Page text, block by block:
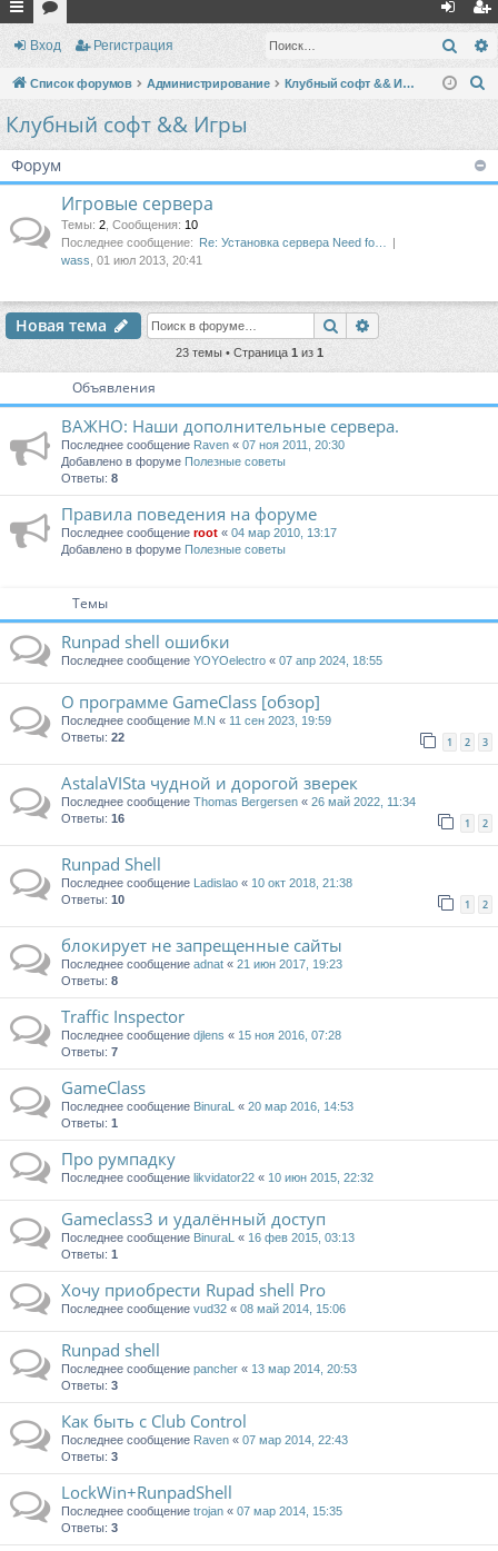
с
ы
ор хо
д
ег
ис
ия
Вход Регистрация
Список форумов Администрирование Клубный софт && Игры
к
Клубный софт && Игры
Форум
Игровые сервера
Темы: 2 Сообщения: 10
Последнее сообщение: Re: Установка сервера Need fo…
wass , 01 июл 2013, 20:41
Новая тема Поиск
23 темы • Страница 1из 1
Объявления
ВАЖНО: Наши дополнительные сервера.
Последнее сообщение Raven « 07 ноя 2011, 20:30
Добавлено в форуме Полезные советы
Ответы: 8
Правила поведения на форуме
Последнее сообщение root « 04 мар 2010, 13:17
Добавлено в форуме Полезные советы
Темы
Runpad shell ошибки
Последнее сообщение YOYOelectro « 07 апр 2024, 18:55
О программе GameClass [обзор]
Последнее сообщение M.N « 11 сен 2023, 19:59
Ответы: 22 1 2 3
AstalaVISta чудной и дорогой зверек
Последнее сообщение Thomas Bergersen « 26 май 2022, 11:34
Ответы: 16 1 2
Runpad Shell
Последнее сообщение Ladislao « 10 окт 2018, 21:38
Ответы: 10 1 2
блокирует не запрещенные сайты
Последнее сообщение adnat « 21 июн 2017, 19:23
Ответы: 8
Traffic Inspector
Последнее сообщение djlens « 15 ноя 2016, 07:28
Ответы: 7
GameClass
Последнее сообщение BinuraL « 20 мар 2016, 14:53
Ответы: 1
Про румпадку
Последнее сообщение likvidator22 « 10 июн 2015, 22:32
Gameclass3 и удалённый доступ
Последнее сообщение BinuraL « 16 фев 2015, 03:13
Ответы: 1
Хочу приобрести Rupad shell Pro
Последнее сообщение vud32 « 08 май 2014, 15:06
Runpad shell
Последнее сообщение pancher « 13 мар 2014, 20:53
Ответы: 3
Как быть с Club Control
Последнее сообщение Raven « 07 мар 2014, 22:43
Ответы: 3
LockWin+RunpadShell
Последнее сообщение trojan « 07 мар 2014, 15:35
Ответы: 3